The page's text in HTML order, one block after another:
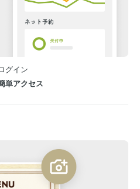
グイン
単アクセス